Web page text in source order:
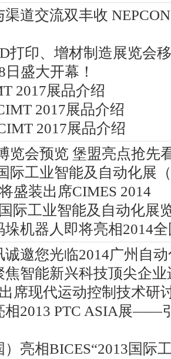
道交流双丰收
打印、增材制造展览会
盛大开幕！
2017展品介绍
2017展品介绍
2017展品介绍
览会预览 堡盟亮点抢先
际工业智能及自动化展
盛装出席CIMES 2014
际工业智能及自动化展
垛机器人即将亮相2014
诚邀您光临2014广州自
焦智能新兴科技顶尖企
席现代运动控制技术研
相2013 PTC ASIA展——
亮相BICES“2013国际